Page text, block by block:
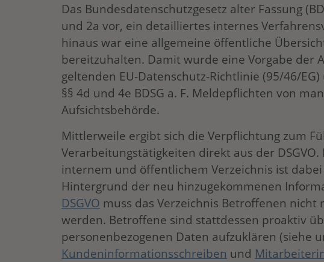
Das Bundesdatenschutzgesetz alter Fassung
und 2a vor, ein detailliertes internes
hinaus war eine allgemeine öffentliche
bereitzuhalten. Damit wurde eine Vorgabe der
geltenden EU-Datenschutz-Richtlinie (95/46/
§§ 4d und 4e BDSG a. F. Meldepflichten von
Aufsichtsbehörde.
Mittlerweile ergibt sich die Verpflichtung zum
Verarbeitungstätigkeiten direkt aus der
internem und öffentlichem Verzeichnis ist
Hintergrund der neu hinzugekommenen
DSGVO muss das Verzeichnis Betroffenen nicht
werden. Betroffene sind stattdessen proaktiv
personenbezogenen Daten aufzuklären (siehe
Kundeninformationsschreiben und